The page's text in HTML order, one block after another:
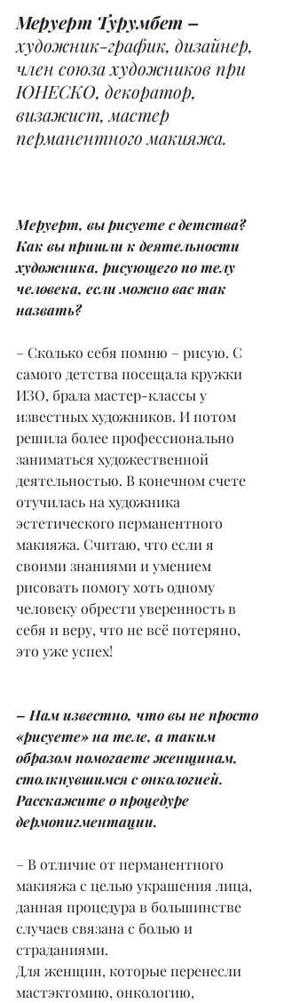
Меруерт Турумбет –
художник-график, дизайнер,
член союза художников при
ЮНЕСКО, декоратор,
визажист, мастер
перманентного макияжа.
Меруерт, вы рисуете с детства?
Как вы пришли к деятельности
художника, рисующего по телу
человека, если можно вас так
назвать?
– Сколько себя помню – рисую. С
самого детства посещала кружки
ИЗО, брала мастер-классы у
известных художников. И потом
решила более профессионально
заниматься художественной
деятельностью. В конечном счете
отучилась на художника
эстетического перманентного
макияжа. Считаю, что если я
своими знаниями и умением
рисовать помогу хоть одному
человеку обрести уверенность в
себя и веру, что не всё потеряно,
это уже успех!
– Нам известно, что вы не просто
«рисуете» на теле, а таким
образом помогаете женщинам,
столкнувшимся с онкологией.
Расскажите о процедуре
дермопигментации.
– В отличие от перманентного
макияжа с целью украшения лица,
данная процедура в большинстве
случаев связана с болью и
страданиями.
Для женщин, которые перенесли
мастэктомию, онкологию,